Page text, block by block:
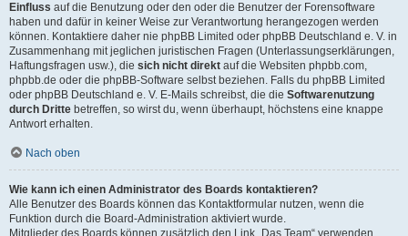
Einfluss auf die Benutzung oder den oder die Benutzer der Forensoftware
haben und dafür in keiner Weise zur Verantwortung herangezogen werden
können. Kontaktiere daher nie phpBB Limited oder phpBB Deutschland e. V. in
Zusammenhang mit jeglichen juristischen Fragen (Unterlassungserklärungen,
Haftungsfragen usw.), die sich nicht direkt auf die Websiten phpbb.com,
phpbb.de oder die phpBB-Software selbst beziehen. Falls du phpBB Limited
oder phpBB Deutschland e. V. E-Mails schreibst, die die Softwarenutzung
durch Dritte betreffen, so wirst du, wenn überhaupt, höchstens eine knappe
Antwort erhalten.
Nach oben
Wie kann ich einen Administrator des Boards kontaktieren?
Alle Benutzer des Boards können das Kontaktformular nutzen, wenn die
Funktion durch die Board-Administration aktiviert wurde.
Mitglieder des Boards können zusätzlich den Link „Das Team“ verwenden.